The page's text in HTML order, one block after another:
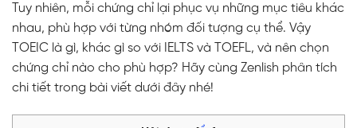
Tuy nhiên, mỗi chứng chỉ lại phục vụ những mục tiêu khác
nhau, phù hợp với từng nhóm đối tượng cụ thể. Vậy
TOEIC là gì, khác gì so với IELTS và TOEFL, và nên chọn
chứng chỉ nào cho phù hợp? Hãy cùng Zenlish phân tích
chi tiết trong bài viết dưới đây nhé!